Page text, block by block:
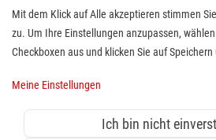
(FSJ/BFD) im
Katastrophenschutz
Standort(e):
In Deinem Freiwilligen Sozialen
Mit dem Klick auf Alle akzeptieren stimmen
zu. Um Ihre Einstellungen anzupassen,
Checkboxen aus und klicken Sie auf
Meine Einstellungen
Ich bin nicht